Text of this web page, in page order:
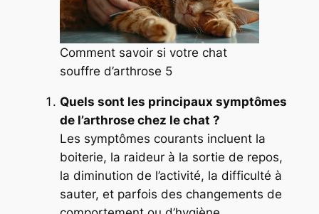
Comment savoir si votre chat
souffre d’arthrose 5
Quels sont les principaux symptômes
de l’arthrose chez le chat ?
Les symptômes courants incluent la
boiterie, la raideur à la sortie de repos,
la diminution de l’activité, la difficulté à
sauter, et parfois des changements de